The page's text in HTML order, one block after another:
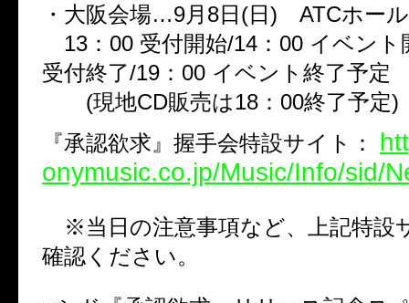
・大阪会場…9月8日(日) ATCホー
13：00 受付開始/14：00 イベント
受付終了/19：00 イベント終了予定
(現地CD販売は18：00終了予定)
『承認欲求』握手会特設サイト：
onymusic.co.jp/Music/Info/sid/
※当日の注意事項など、上記特設
確認ください。